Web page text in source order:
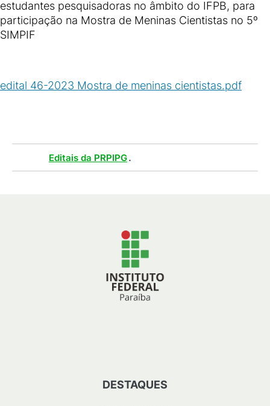
estudantes pesquisadoras no âmbito do IFPB, para
participação na Mostra de Meninas Cientistas no 5º
SIMPIF
edital 46-2023 Mostra de meninas cientistas.pdf
Editais da PRPIPG.
DESTAQUES